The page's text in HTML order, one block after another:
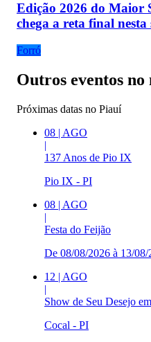
Edição 2026 do Maior
chega a reta final nesta
Forró
Outros eventos no
Próximas datas no Piauí
08 | AGO
|
137 Anos de Pio IX
Pio IX - PI
08 | AGO
|
Festa do Feijão
De 08/08/2026 à 13/08/
12 | AGO
|
Show de Seu Desejo
Cocal - PI